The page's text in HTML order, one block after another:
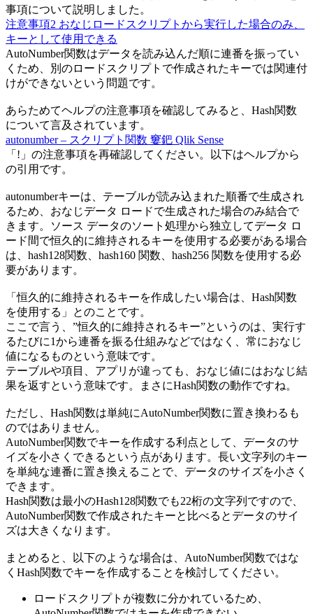
事項について説明しました。
注意事項2 おなじロードスクリプトから実行した場合のみ、
キーとして使用できる
AutoNumber関数はデータを読み込んだ順に連番を振ってい
くため、別のロードスクリプトで作成されたキーでは関連付
けができないという問題です。
あらためてヘルプの注意事項を確認してみると、Hash関数
について言及されています。
autonumber – スクリプト関数 窶鈀 Qlik Sense
「!」の注意事項を再確認してください。以下はヘルプから
の引用です。
autonumberキーは、テーブルが読み込まれた順番で生成され
るため、おなじデータ ロードで生成された場合のみ結合で
きます。ソース データのソート処理から独立してデータ ロ
ード間で恒久的に維持されるキーを使用する必要がある場合
は、hash128関数、hash160 関数、hash256 関数を使用する必
要があります。
「恒久的に維持されるキーを作成したい場合は、Hash関数
を使用する」とのことです。
ここで言う、”恒久的に維持されるキー”というのは、実行す
るたびに1から連番を振る仕組みなどではなく、常におなじ
値になるものという意味です。
テーブルや項目、アプリが違っても、おなじ値にはおなじ結
果を返すという意味です。まさにHash関数の動作ですね。
ただし、Hash関数は単純にAutoNumber関数に置き換わるも
のではありません。
AutoNumber関数でキーを作成する利点として、データのサ
イズを小さくできるという点があります。長い文字列のキー
を単純な連番に置き換えることで、データのサイズを小さく
できます。
Hash関数は最小のHash128関数でも22桁の文字列ですので、
AutoNumber関数で作成されたキーと比べるとデータのサイ
ズは大きくなります。
まとめると、以下のような場合は、AutoNumber関数ではな
くHash関数でキーを作成することを検討してください。
ロードスクリプトが複数に分かれているため、